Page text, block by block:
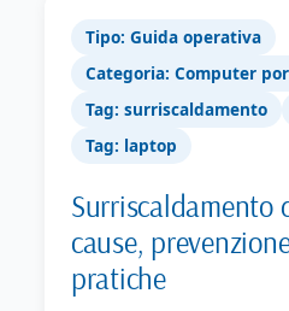
Tipo: Guida operativa
Categoria: Computer
Tag: surriscaldamento
Tag: laptop
Surriscaldamento
cause,
pratiche